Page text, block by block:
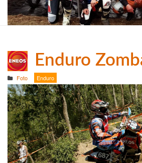
Enduro
Foto Enduro